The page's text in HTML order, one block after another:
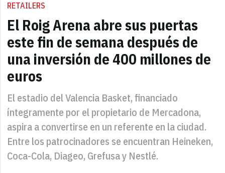
RETAILERS
El Roig Arena abre sus puertas
este fin de semana después de
una inversión de 400 millones de
euros
El estadio del Valencia Basket, financiado
íntegramente por el propietario de Mercadona,
aspira a convertirse en un referente en la ciudad.
Entre los patrocinadores se encuentran Heineken,
Coca-Cola, Diageo, Grefusa y Nestlé.